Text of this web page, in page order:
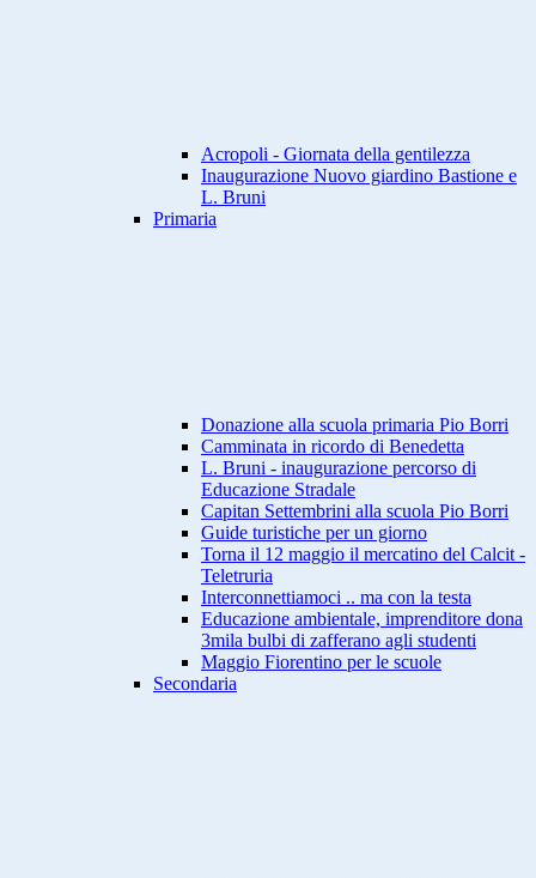
Acropoli - Giornata della gentilezza
Inaugurazione Nuovo giardino Bastione e
L. Bruni
Primaria
Donazione alla scuola primaria Pio Borri
Camminata in ricordo di Benedetta
L. Bruni - inaugurazione percorso di
Educazione Stradale
Capitan Settembrini alla scuola Pio Borri
Guide turistiche per un giorno
Torna il 12 maggio il mercatino del Calcit -
Teletruria
Interconnettiamoci .. ma con la testa
Educazione ambientale, imprenditore dona
3mila bulbi di zafferano agli studenti
Maggio Fiorentino per le scuole
Secondaria